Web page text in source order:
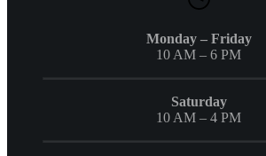
Monday – Friday
10 AM – 6 PM
Saturday
10 AM – 4 PM